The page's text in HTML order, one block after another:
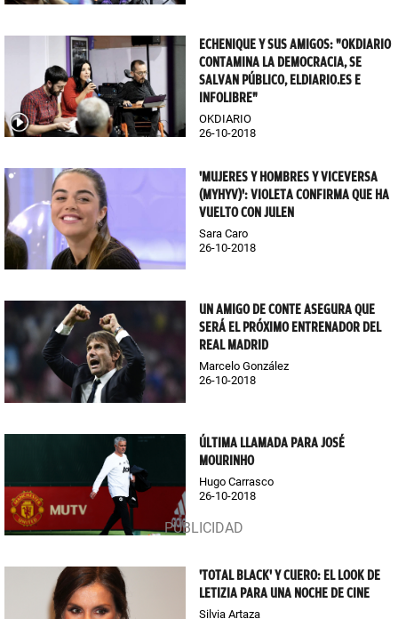
ECHENIQUE Y SUS AMIGOS: "OKDIARIO
CONTAMINA LA DEMOCRACIA, SE
SALVAN PÚBLICO, ELDIARIO.ES E
INFOLIBRE"
OKDIARIO
26-10-2018
'MUJERES Y HOMBRES Y VICEVERSA
(MYHYV)': VIOLETA CONFIRMA QUE HA
VUELTO CON JULEN
Sara Caro
26-10-2018
UN AMIGO DE CONTE ASEGURA QUE
SERÁ EL PRÓXIMO ENTRENADOR DEL
REAL MADRID
Marcelo González
26-10-2018
ÚLTIMA LLAMADA PARA JOSÉ
MOURINHO
Hugo Carrasco
26-10-2018
'TOTAL BLACK' Y CUERO: EL LOOK DE
LETIZIA PARA UNA NOCHE DE CINE
Silvia Artaza